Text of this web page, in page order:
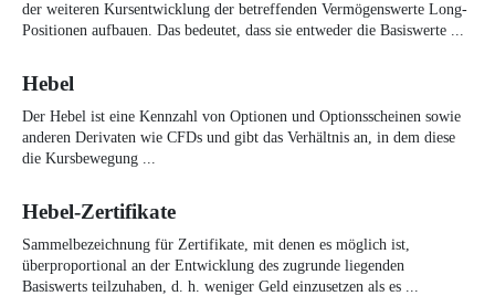
der weiteren Kursentwicklung der betreffenden Vermögenswerte Long-
Positionen aufbauen. Das bedeutet, dass sie entweder die Basiswerte ...
Hebel
Der Hebel ist eine Kennzahl von Optionen und Optionsscheinen sowie
anderen Derivaten wie CFDs und gibt das Verhältnis an, in dem diese
die Kursbewegung ...
Hebel-Zertifikate
Sammelbezeichnung für Zertifikate, mit denen es möglich ist,
überproportional an der Entwicklung des zugrunde liegenden
Basiswerts teilzuhaben, d. h. weniger Geld einzusetzen als es ...